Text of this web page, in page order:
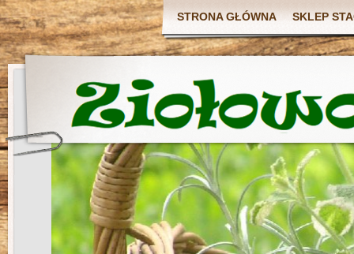
STRONA GŁÓWNA SKLEP